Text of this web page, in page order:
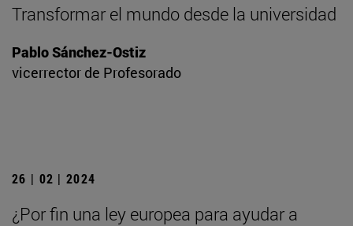
Transformar el mundo desde la universidad
Pablo Sánchez-Ostiz
vicerrector de Profesorado
26 | 02 | 2024
¿Por fin una ley europea para ayudar a